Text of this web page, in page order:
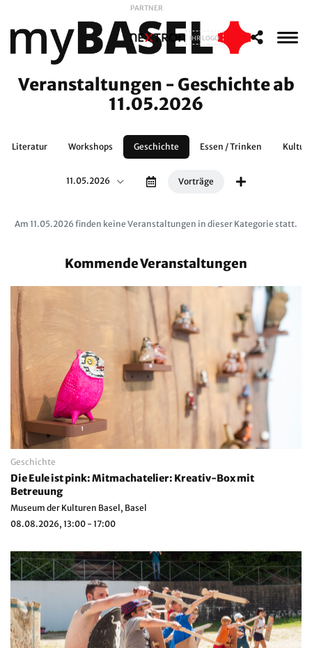
PARTNER
IHR LOGO
Veranstaltungen - Geschichte ab
11.05.2026
Literatur Workshops Geschichte Essen / Trinken
11.05.2026 Vorträge
Am 11.05.2026 finden keine Veranstaltungen in dieser Kategorie statt.
Kommende Veranstaltungen
Geschichte
Die Eule ist pink: Mitmachatelier: Kreativ-Box mit
Betreuung
Museum der Kulturen Basel, Basel
08.08.2026, 13:00 - 17:00